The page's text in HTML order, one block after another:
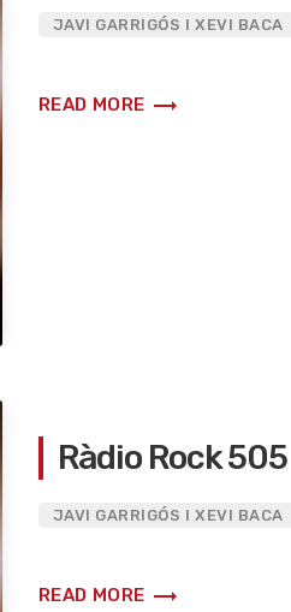
JAVI GARRIGÓS I XEVI BACA
READ MORE trending_flat
Ràdio Rock 505
JAVI GARRIGÓS I XEVI BACA
READ MORE trending_flat